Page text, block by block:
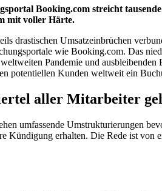
Booking.com streicht
mit voller Härte.
drastischen Umsatzeinbrüchen
wie Booking.com. Das
Pandemie und
potentiellen Kunden weltweit ein
aller Mitarbeiter
umfassende Umstrukturierungen
Kündigung erhalten. Die Rede ist von